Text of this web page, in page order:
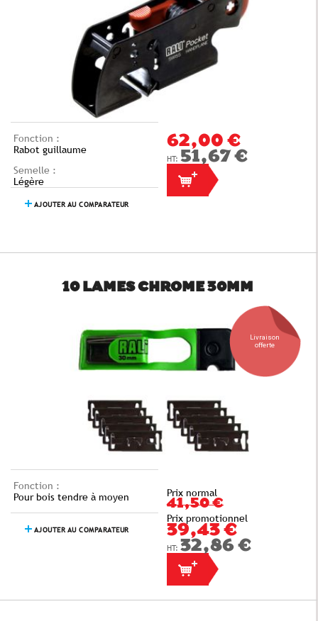
Fonction :
Rabot guillaume
Semelle :
Légère
AJOUTER AU COMPARATEUR
62,00 €
51,67 €
10 LAMES CHROME 30MM
Livraison
offerte
Fonction :
Pour bois tendre à moyen
AJOUTER AU COMPARATEUR
Prix normal
41,50 €
Prix promotionnel
39,43 €
32,86 €